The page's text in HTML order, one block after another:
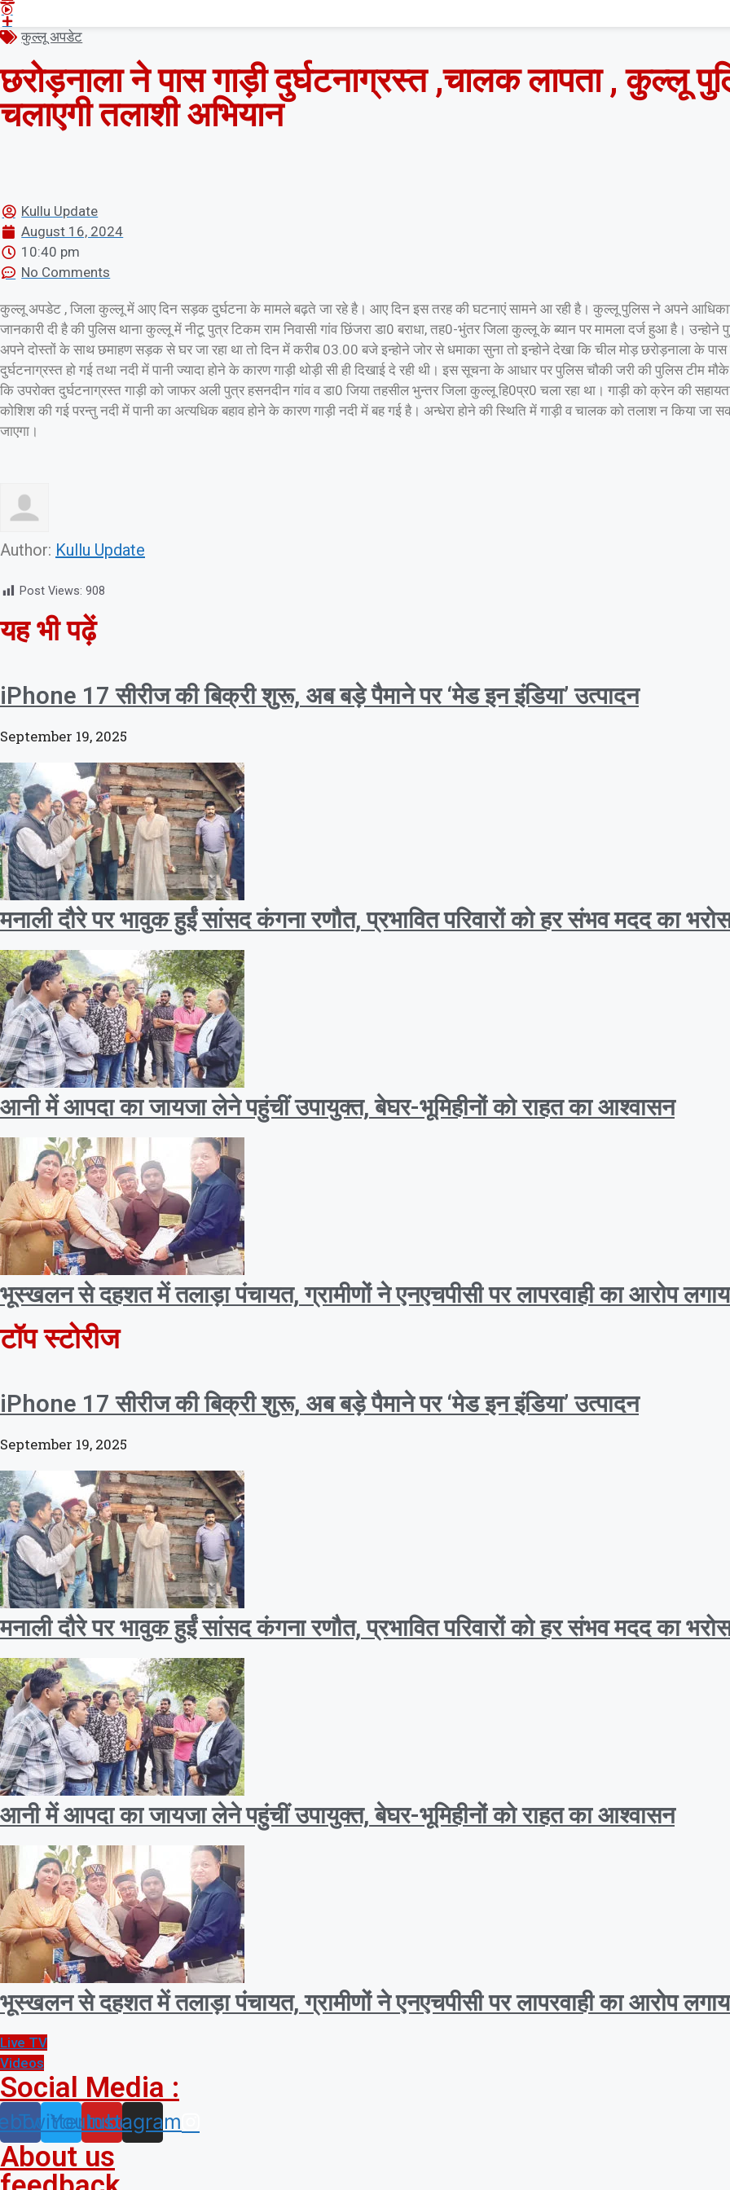
कुल्लू अपडेट
छरोड़नाला ने पास गाड़ी दुर्घटनाग्रस्त ,चालक लापता , कुल्लू
चलाएगी तलाशी अभियान
Kullu Update
August 16, 2024
10:40 pm
No Comments
कुल्लू अपडेट , जिला कुल्लू में आए दिन सड़क दुर्घटना के मामले बढ़ते जा रहे है। आए दिन इस तरह की घटनाएं सामने आ रही है। कुल्लू पुलिस ने अपने
जानकारी दी है की पुलिस थाना कुल्लू में नीटू पुत्र टिकम राम निवासी गांव छिंजरा डा0 बराधा, तह0-भुंतर जिला कुल्लू के ब्यान पर मामला दर्ज हुआ है। उन्होने
अपने दोस्तों के साथ छमाहण सड़क से घर जा रहा था तो दिन में करीब 03.00 बजे इन्होने जोर से धमाका सुना तो इन्होने देखा कि चील मोड़ छरोड़नाला के पास
दुर्घटनाग्रस्त हो गई तथा नदी में पानी ज्यादा होने के कारण गाड़ी थोड़ी सी ही दिखाई दे रही थी। इस सूचना के आधार पर पुलिस चौकी जरी की पुलिस टीम
कि उपरोक्त दुर्घटनाग्रस्त गाड़ी को जाफर अली पुत्र हसनदीन गांव व डा0 जिया तहसील भुन्तर जिला कुल्लू हि0प्र0 चला रहा था। गाड़ी को क्रेन की
कोशिश की गई परन्तु नदी में पानी का अत्यधिक बहाव होने के कारण गाड़ी नदी में बह गई है। अन्धेरा होने की स्थिति में गाड़ी व चालक को तलाश न किया जा
जाएगा।
Author: Kullu Update
Post Views: 908
यह भी पढ़ें
iPhone 17 सीरीज की बिक्री शुरू, अब बड़े पैमाने पर ‘मेड इन इंडिया’ उत्पादन
September 19, 2025
मनाली दौरे पर भावुक हुईं सांसद कंगना रणौत, प्रभावित परिवारों को हर संभव मदद का
आनी में आपदा का जायजा लेने पहुंचीं उपायुक्त, बेघर-भूमिहीनों को राहत का आश्वासन
भूस्खलन से दहशत में तलाड़ा पंचायत, ग्रामीणों ने एनएचपीसी पर लापरवाही का आरोप
टॉप स्टोरीज
iPhone 17 सीरीज की बिक्री शुरू, अब बड़े पैमाने पर ‘मेड इन इंडिया’ उत्पादन
September 19, 2025
मनाली दौरे पर भावुक हुईं सांसद कंगना रणौत, प्रभावित परिवारों को हर संभव मदद का
आनी में आपदा का जायजा लेने पहुंचीं उपायुक्त, बेघर-भूमिहीनों को राहत का आश्वासन
भूस्खलन से दहशत में तलाड़ा पंचायत, ग्रामीणों ने एनएचपीसी पर लापरवाही का आरोप
Live TV
Videos
Social Media :
TwitterYoutube
Instagram
About us